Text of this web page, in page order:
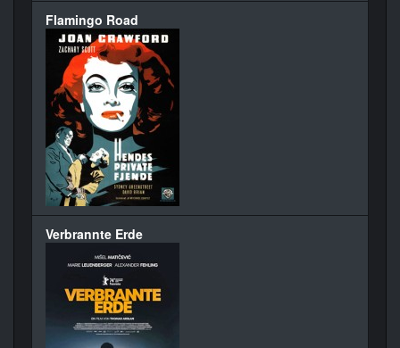
Flamingo Road
Verbrannte Erde